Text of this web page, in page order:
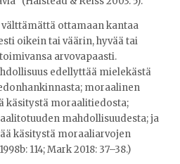
välttämättä ottamaan kantaa
oikein tai väärin, hyvää tai
arvovapaasti.
edellyttää mielekästä
moraalinen
käsitystä moraalitiedosta;
mahdollisuudesta; ja
käsitystä moraaliarvojen
114; Mark 2018: 37–38.)